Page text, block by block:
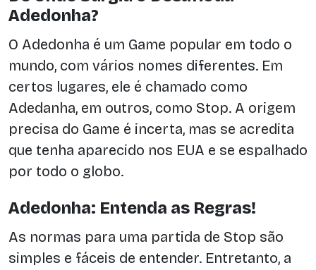
Adedonha?
O Adedonha é um Game popular em todo o
mundo, com vários nomes diferentes. Em
certos lugares, ele é chamado como
Adedanha, em outros, como Stop. A origem
precisa do Game é incerta, mas se acredita
que tenha aparecido nos EUA e se espalhado
por todo o globo.
Adedonha: Entenda as Regras!
As normas para uma partida de Stop são
simples e fáceis de entender. Entretanto, a